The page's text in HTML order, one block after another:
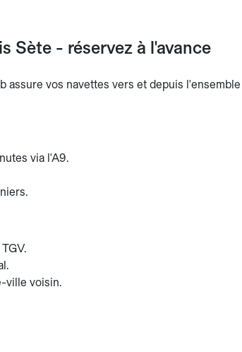
Sète - réservez à l'avance
vos navettes vers et depuis
via l'A9.
ville voisin.